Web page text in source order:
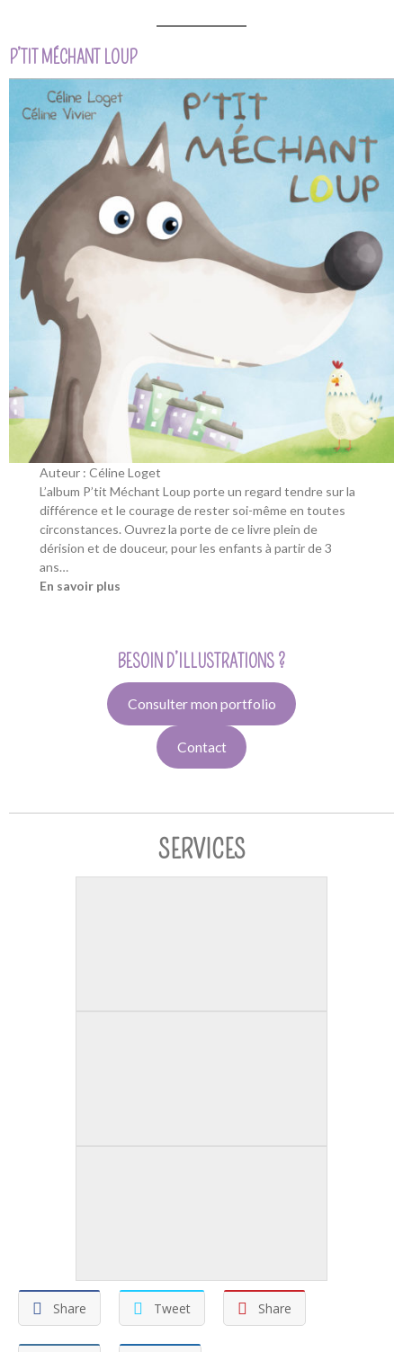
P’TIT MÉCHANT LOUP
Auteur : Céline Loget
L’album P’tit Méchant Loup porte un regard tendre sur la
différence et le courage de rester soi-même en toutes
circonstances. Ouvrez la porte de ce livre plein de
dérision et de douceur, pour les enfants à partir de 3
ans…
En savoir plus
BESOIN D’ILLUSTRATIONS ?
Consulter mon portfolio
Contact
SERVICES
Share Tweet Share